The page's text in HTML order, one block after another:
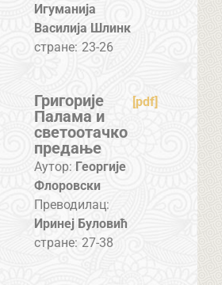
Игуманија
Василија Шлинк
стране: 23-26
Григорије
Палама и
светоотачко
предање
[pdf]
Аутор: Георгије
Флоровски
Преводилац:
Иринеј Буловић
стране: 27-38